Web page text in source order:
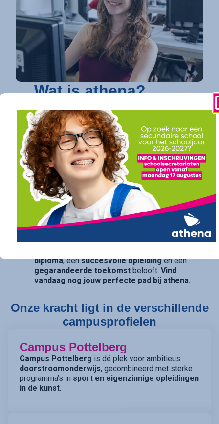
Wat is athena?
school in Kortrijkdie elke jongere een
toekomstgarantie biedt. Op vier
gespecialiseerde campussen bundelen we een
uitgebreid en toekomstgericht onderwijsaanbod.
Of je nu droomt van verder studeren in
hogeschool of universiteit (onze
doorstroomfinaliteit/ ASO) of direct een
succesvolle carrière ambieert (onze
arbeidsfinaliteit / BSO ), bij athena vind je een
traject op maat. Ook voor diegenen die daarin hun
opties openhouden, bieden onze studierichtingen
met
(TSO) de perfecte balans.
diploma, eensuccesvolle opleidingen een
gegarandeerde toekomst belooft.Vind
vandaag nog jouw perfecte pad bij athena.
Onze kracht ligt in de verschillende
campusprofielen
Campus Pottelberg
Campus Pottelberg is dé plek voor ambitieus
doorstroomonderwijs, gecombineerd met sterke
programma’s in sport en eigenzinnige opleidingen
in de kunst.